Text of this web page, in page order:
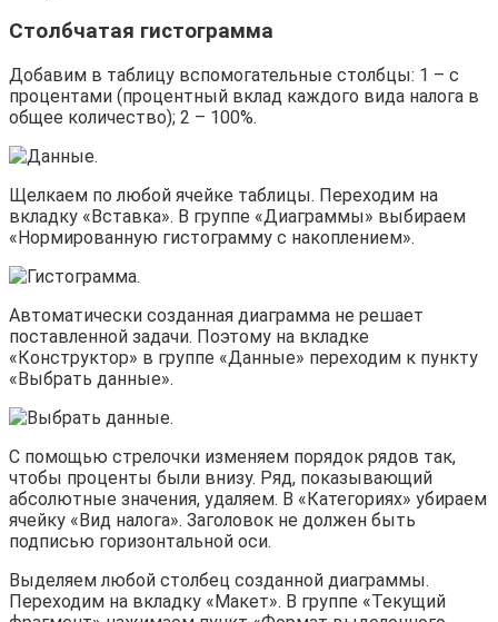
Столбчатая гистограмма
Добавим в таблицу вспомогательные столбцы: 1 – с
процентами (процентный вклад каждого вида налога в
общее количество); 2 – 100%.
Щелкаем по любой ячейке таблицы. Переходим на
вкладку «Вставка». В группе «Диаграммы» выбираем
«Нормированную гистограмму с накоплением».
Автоматически созданная диаграмма не решает
поставленной задачи. Поэтому на вкладке
«Конструктор» в группе «Данные» переходим к пункту
«Выбрать данные».
С помощью стрелочки изменяем порядок рядов так,
чтобы проценты были внизу. Ряд, показывающий
абсолютные значения, удаляем. В «Категориях» убираем
ячейку «Вид налога». Заголовок не должен быть
подписью горизонтальной оси.
Выделяем любой столбец созданной диаграммы.
Переходим на вкладку «Макет». В группе «Текущий